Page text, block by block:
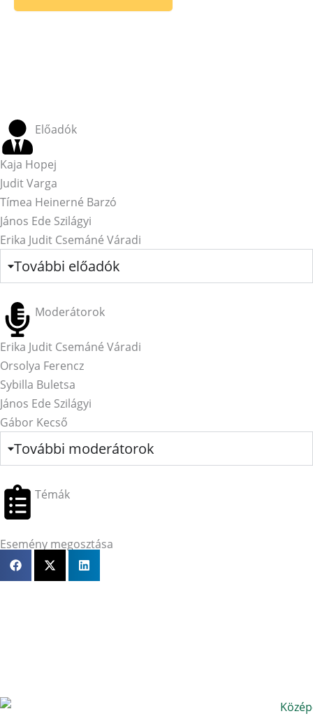
Előadók
Kaja Hopej
Judit Varga
Tímea Heinerné Barzó
János Ede Szilágyi
Erika Judit Csemáné Váradi
További előadók
Moderátorok
Erika Judit Csemáné Váradi
Orsolya Ferencz
Sybilla Buletsa
János Ede Szilágyi
Gábor Kecső
További moderátorok
Témák
Esemény megosztása